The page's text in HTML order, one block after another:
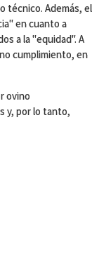
técnico. Además, el
en cuanto a
a la "equidad". A
cumplimiento, en
ovino
y, por lo tanto,